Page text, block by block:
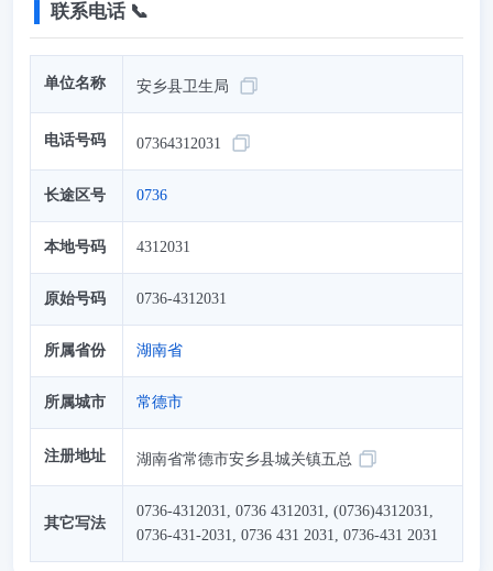
联系电话 📞
单位名称 安乡县卫生局
电话号码 07364312031
长途区号 0736
本地号码 4312031
原始号码 0736-4312031
所属省份 湖南省
所属城市 常德市
注册地址 湖南省常德市安乡县城关镇五总
其它写法
0736-4312031, 0736 4312031, (0736)4312031,
0736-431-2031, 0736 431 2031, 0736-431 2031